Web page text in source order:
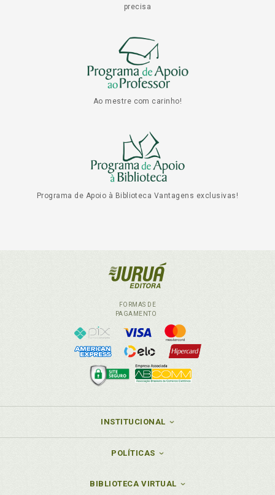
precisa
Ao mestre com carinho!
Programa de Apoio à Biblioteca Vantagens exclusivas!
FORMAS DE
PAGAMENTO
INSTITUCIONAL
POLÍTICAS
BIBLIOTECA VIRTUAL